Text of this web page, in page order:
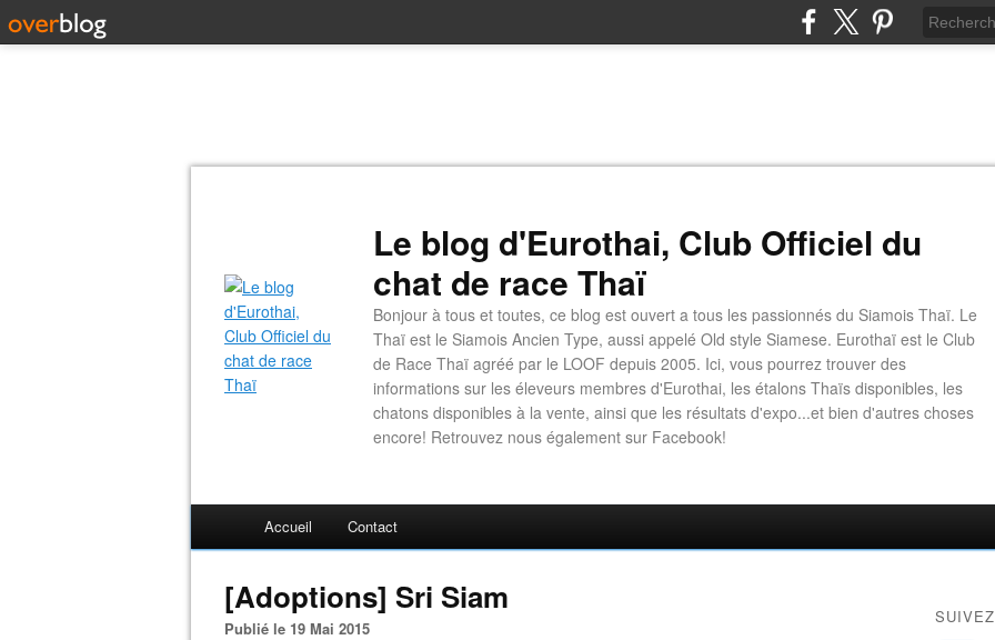
Le blog d'Eurothai, Club Officiel du
chat de race Thaï
Bonjour à tous et toutes, ce blog est ouvert a tous les passionnés du Siamois Thaï. Le
Thaï est le Siamois Ancien Type, aussi appelé Old style Siamese. Eurothaï est le Club
de Race Thaï agréé par le LOOF depuis 2005. Ici, vous pourrez trouver des
informations sur les éleveurs membres d'Eurothai, les étalons Thaïs disponibles, les
chatons disponibles à la vente, ainsi que les résultats d'expo...et bien d'autres choses
encore! Retrouvez nous également sur Facebook!
Accueil Contact
[Adoptions] Sri Siam
Publié le 19 Mai 2015